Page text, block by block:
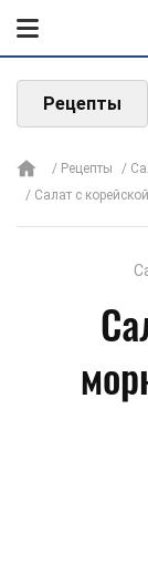
Рецепты
Рецепты
Салат с